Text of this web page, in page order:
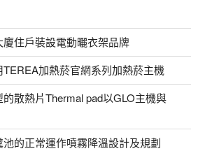
住戶裝設電動曬衣架品牌
加熱菸官網系列加熱菸主機
散熱片Thermal pad以GLO主機與
的正常運作噴霧降溫設計及規劃